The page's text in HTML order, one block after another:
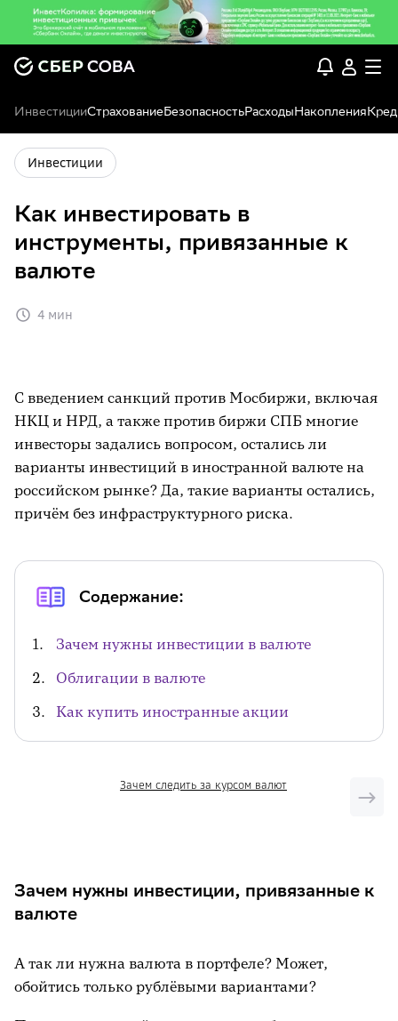
ИнвестицииСтрахованиеБезопасностьРасходыНакопления
Инвестиции
Как инвестировать в
инструменты, привязанные к
валюте
4 мин
С введением санкций против Мосбиржи, включая
НКЦ и НРД, а также против биржи СПБ многие
инвесторы задались вопросом, остались ли
варианты инвестиций в иностранной валюте на
российском рынке? Да, такие варианты остались,
причём без инфраструктурного риска.
Содержание:
Зачем нужны инвестиции в валюте
Облигации в валюте
Как купить иностранные акции
Зачем следить за курсом валют
Зачем нужны инвестиции, привязанные к
валюте
А так ли нужна валюта в портфеле? Может,
обойтись только рублёвыми вариантами?